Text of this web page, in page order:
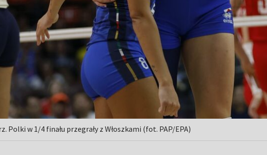
Polki w 1/4 finału przegrały z Włoszkami (fot. PAP/EPA)